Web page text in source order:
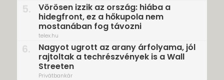
5.
Vörösen izzik az ország: hiába a
hidegfront, ez a hőkupola nem
mostanában fog távozni
telex.hu
6.
Nagyot ugrott az arany árfolyama, jól
rajtoltak a techrészvények is a Wall
Streeten
Privátbankár